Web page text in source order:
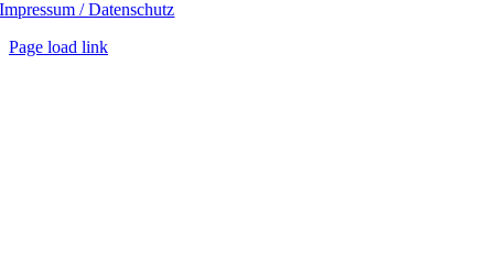
Impressum / Datenschutz
Page load link